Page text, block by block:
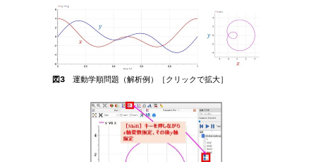
図3 運動学順問題（解析例）［クリックで拡大］